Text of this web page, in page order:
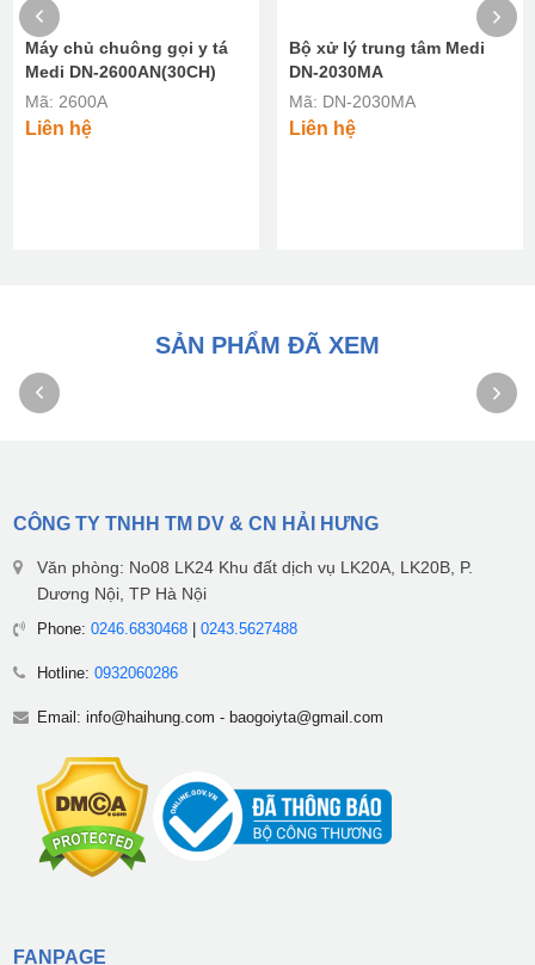
Máy chủ chuông gọi y tá
Medi DN-2600AN(30CH)
Mã: 2600A
Liên hệ
Bộ xử lý trung tâm Medi
DN-2030MA
Mã: DN-2030MA
Liên hệ
SẢN PHẨM ĐÃ XEM
CÔNG TY TNHH TM DV & CN HẢI HƯNG
Văn phòng: No08 LK24 Khu đất dịch vụ LK20A, LK20B, P.
Dương Nội, TP Hà Nội
Phone: 0246.6830468| 0243.5627488
Hotline: 0932060286
Email: info@haihung.com - baogoiyta@gmail.com
FANPAGE